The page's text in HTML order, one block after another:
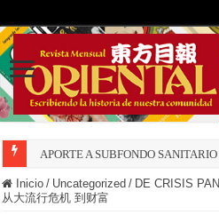
APORTE A SUBFONDO SANITARIO
Inicio / Uncategorized / DE CRISIS
从大流行危机 到财富